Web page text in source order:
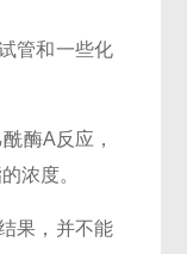
管和一些化
酶A反应，
浓度。
果，并不能